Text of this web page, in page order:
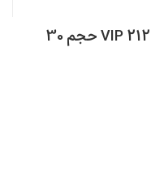
عطر جیبی زنانه اسکلاره مدل 212 VIP حجم 30